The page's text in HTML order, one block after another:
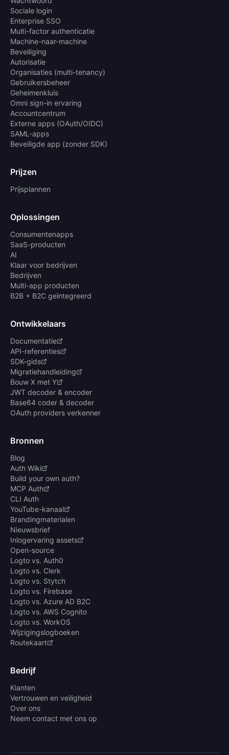
Sociale login
Enterprise SSO
Multi-factor authenticatie
Machine-naar-machine
Beveiliging
Autorisatie
Organisaties (multi-tenancy)
Gebruikersbeheer
Geheimenkluis
Omni sign-in ervaring
Accountcentrum
Externe apps (OAuth/OIDC)
SAML-apps
Beveiligde app (zonder SDK)
Prijzen
Prijsplannen
Oplossingen
Consumentenapps
SaaS-producten
AI
Klaar voor bedrijven
Bedrijven
Multi-app producten
B2B + B2C geïntegreerd
Ontwikkelaars
Documentatie
API-referenties
SDK-gids
Migratiehandleiding
Bouw X met Y
JWT decoder & encoder
Base64 coder & decoder
OAuth providers verkenner
Bronnen
Blog
Auth Wiki
Build your own auth?
MCP Auth
CLI Auth
YouTube-kanaal
Brandingmaterialen
Nieuwsbrief
Inlogervaring assets
Open-source
Logto vs. Auth0
Logto vs. Clerk
Logto vs. Stytch
Logto vs. Firebase
Logto vs. Azure AD B2C
Logto vs. AWS Cognito
Logto vs. WorkOS
Wijzigingslogboeken
Routekaart
Bedrijf
Klanten
Vertrouwen en veiligheid
Over ons
Neem contact met ons op